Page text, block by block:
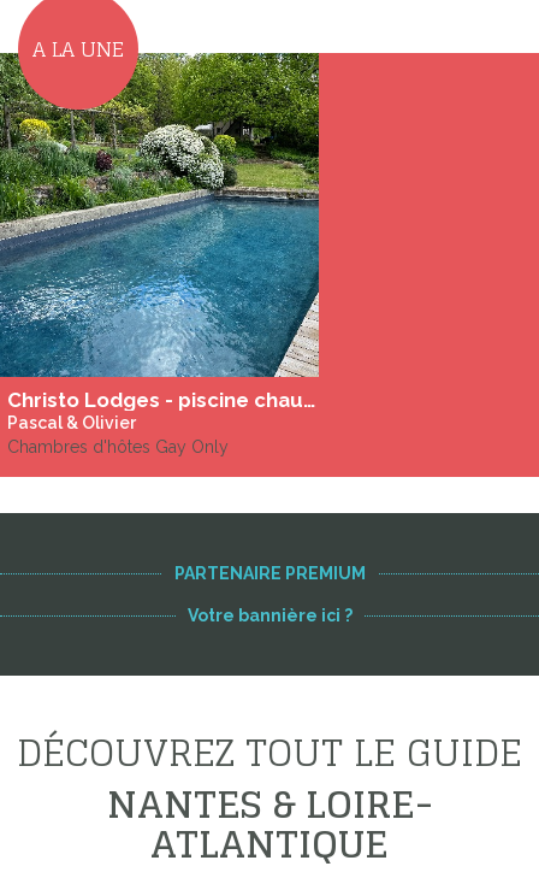
A LA UNE
Christo Lodges - piscine chauffée
Pascal & Olivier
Chambres d'hôtes Gay Only
PARTENAIRE PREMIUM
Votre bannière ici ?
DÉCOUVREZ TOUT LE GUIDE
NANTES & LOIRE-
ATLANTIQUE